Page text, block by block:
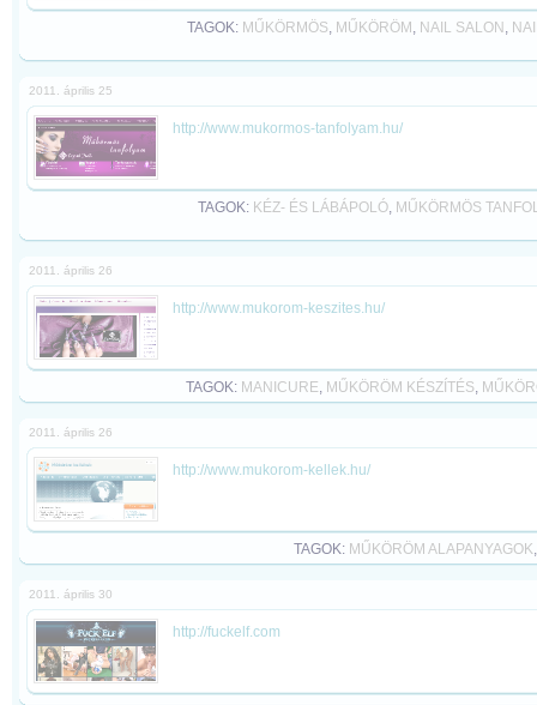
TAGOK: MŰKÖRMÖS, MŰKÖRÖM , NAIL SALON ,
2011. április 25
http://www.mukormos-tanfolyam.hu/
TAGOK: KÉZ- ÉS LÁBÁPOLÓ, MŰKÖRMÖS
2011. április 26
http://www.mukorom-keszites.hu/
TAGOK: MANICURE, MŰKÖRÖM KÉSZÍTÉS,
2011. április 26
http://www.mukorom-kellek.hu/
TAGOK: MŰKÖRÖM ALAPANYAGOK
2011. április 30
http://fuckelf.com